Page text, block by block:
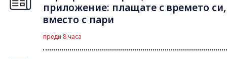
приложение: плащате с времето си,
вместо с пари
преди 8 часа